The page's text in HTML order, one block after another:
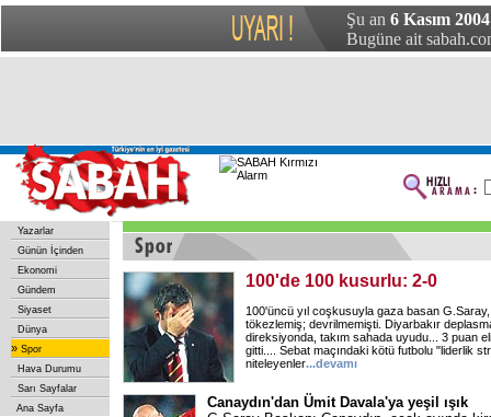
Şu an 6 Kasım
Bugüne ait
Yazarlar
Günün İçinden
Ekonomi
Gündem
Siyaset
Dünya
» Spor
Hava Durumu
Sarı Sayfalar
Ana Sayfa
100'de 100 kusurlu: 2-0
100'üncü yıl coşkusuyla gaza basan
tökezlemiş; devrilmemişti. Diyarbakır
direksiyonda, takım sahada uyudu... 3 puan
gitti.... Sebat maçındaki kötü futbolu "liderlik
niteleyenler...devamı
Canaydın'dan Ümit Davala'ya yeşil ışık